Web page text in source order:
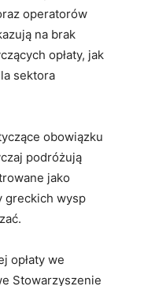
operatorów
na brak
opłaty, jak
sektora
obowiązku
podróżują
jako
greckich wysp
opłaty we
Stowarzyszenie